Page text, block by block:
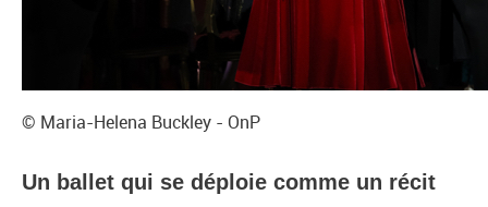
© Maria-Helena Buckley - OnP
Un ballet qui se déploie comme un récit